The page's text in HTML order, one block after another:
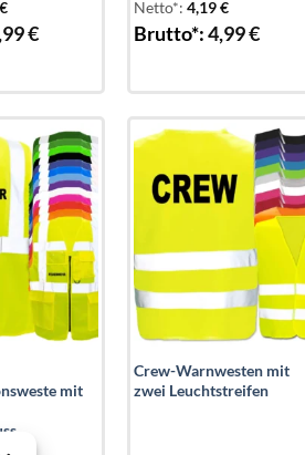
€
€
Netto*: 4,19€
Brutto*:4,99€
Add to
wishlist
mit
Add to
wishlist
Crew-Warnwesten mit
zwei Leuchtstreifen